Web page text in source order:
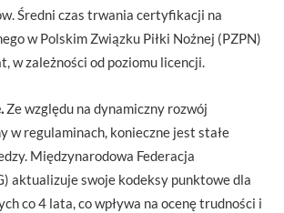
Średni czas trwania certyfikacji na
w Polskim Związku Piłki Nożnej (PZPN)
w zależności od poziomu licencji.
Ze względu na dynamiczny rozwój
w regulaminach, konieczne jest stałe
Międzynarodowa Federacja
aktualizuje swoje kodeksy punktowe dla
co 4 lata, co wpływa na ocenę trudności i